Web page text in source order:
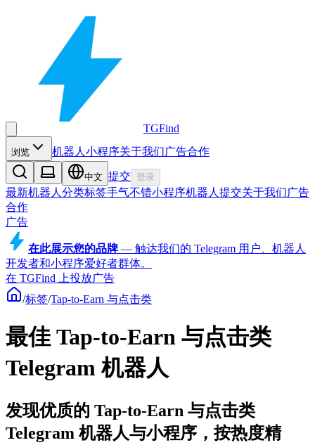
TGFind
浏览 机器人 小程序关于我们广告合作
中文 提交 登录
最新机器人 分类标签手气不错小程序机器人 提交关于我们广告
合作
广告
在此展示您的品牌 — 触达我们的 Telegram 用户、机器人
开发者和小程序爱好者群体。
在 TGFind 上投放广告
/标签/Tap-to-Earn 与点击类
最佳 Tap-to-Earn 与点击类
Telegram 机器人
发现优质的 Tap-to-Earn 与点击类
Telegram 机器人与小程序，按热度精